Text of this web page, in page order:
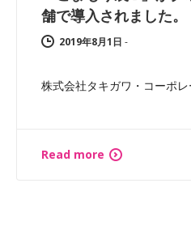
舗で導入されました。
2019年8月1日 -
株式会社タキガワ・コーポ
Read more